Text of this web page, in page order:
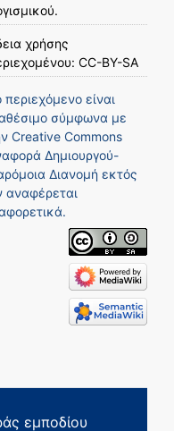
.
χρήσης
CC-BY-SA
περιεχόμενο είναι
σύμφωνα με
Creative Commons
Δημιουργού-
Διανομή εκτός
αναφέρεται